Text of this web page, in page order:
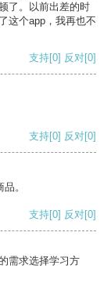
了。以前出差的时
这个app，我再也不
支持[0] 反对[0]
支持[0] 反对[0]
。
支持[0] 反对[0]
需求选择学习方